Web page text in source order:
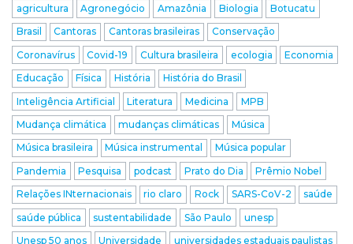
agricultura Agronegócio Amazônia Biologia
Botucatu
Brasil
Cantoras Cantoras brasileiras
Conservação
Coronavírus
Covid-19 Cultura brasileira ecologia
Economia
Educação
Física História
História do Brasil
Inteligência Artificial
Literatura Medicina
MPB
Mudança climática
mudanças climáticas
Música
Música brasileira
Música instrumental
Música popular
Pandemia
Pesquisa podcast Prato do Dia
Prêmio Nobel
Relações INternacionais
rio claro Rock SARS-CoV-2
saúde
saúde pública
sustentabilidade São Paulo
unesp
Unesp 50 anos
Universidade universidades estaduais paulistas